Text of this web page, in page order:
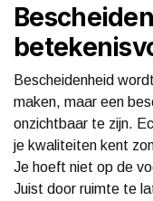
Bescheidenheid
maken, maar een
onzichtbaar te zijn.
je kwaliteiten kent
Je hoeft niet op de
Juist door ruimte te